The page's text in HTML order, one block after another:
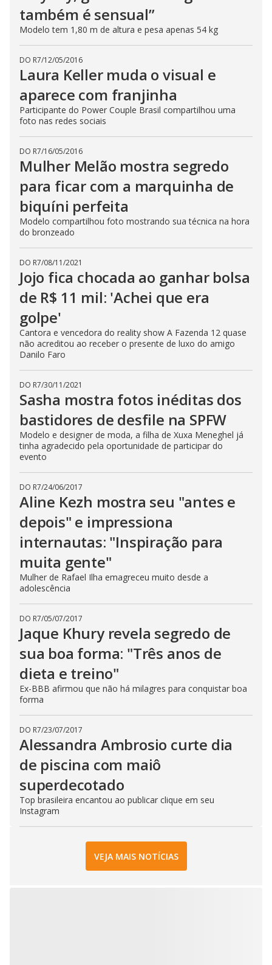
também é sensual”
Modelo tem 1,80 m de altura e pesa apenas 54 kg
DO R7/12/05/2016
Laura Keller muda o visual e
aparece com franjinha
Participante do Power Couple Brasil compartilhou uma
foto nas redes sociais
DO R7/16/05/2016
Mulher Melão mostra segredo
para ficar com a marquinha de
biquíni perfeita
Modelo compartilhou foto mostrando sua técnica na hora
do bronzeado
DO R7/08/11/2021
Jojo fica chocada ao ganhar bolsa
de R$ 11 mil: 'Achei que era
golpe'
Cantora e vencedora do reality show A Fazenda 12 quase
não acreditou ao receber o presente de luxo do amigo
Danilo Faro
DO R7/30/11/2021
Sasha mostra fotos inéditas dos
bastidores de desfile na SPFW
Modelo e designer de moda, a filha de Xuxa Meneghel já
tinha agradecido pela oportunidade de participar do
evento
DO R7/24/06/2017
Aline Kezh mostra seu "antes e
depois" e impressiona
internautas: "Inspiração para
muita gente"
Mulher de Rafael Ilha emagreceu muito desde a
adolescência
DO R7/05/07/2017
Jaque Khury revela segredo de
sua boa forma: "Três anos de
dieta e treino"
Ex-BBB afirmou que não há milagres para conquistar boa
forma
DO R7/23/07/2017
Alessandra Ambrosio curte dia
de piscina com maiô
superdecotado
Top brasileira encantou ao publicar clique em seu
Instagram
VEJA MAIS NOTÍCIAS